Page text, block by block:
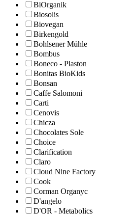
BiOrganik
Biosolis
Biovegan
Birkengold
Bohlsener Mühle
Bombus
Boneco - Plaston
Bonitas BioKids
Bonsan
Caffe Salomoni
Carti
Cenovis
Chicza
Chocolates Sole
Choice
Clarification
Claro
Cloud Nine Factory
Cook
Corman Organyc
D'angelo
D'OR - Metabolics